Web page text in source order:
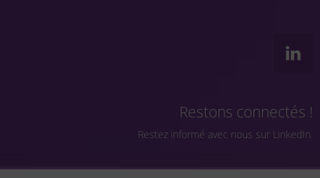
Restons connectés !
Restez informé avec nous sur LinkedIn.